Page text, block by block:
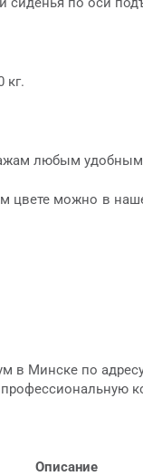
кг.
любым
цвете можно в
в Минске по
Описание